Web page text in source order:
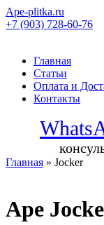
Ape-plitka.ru
+7 (903) 728-60-76
Главная
Статьи
Оплата и
Контакты
Главная » Jocker
Ape